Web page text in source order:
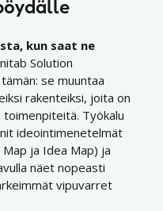
kun saat ne
Solution
se muuntaa
rakenteiksi, joita on
Työkalu
ideointimenetelmät
ja Idea Map) ja
näet nopeasti
vipuvarret